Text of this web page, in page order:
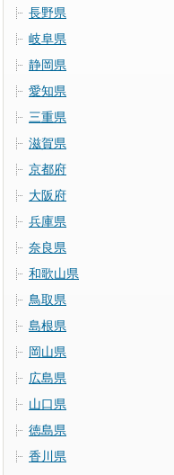
長野県
岐阜県
静岡県
愛知県
三重県
滋賀県
京都府
大阪府
兵庫県
奈良県
和歌山県
鳥取県
島根県
岡山県
広島県
山口県
徳島県
香川県